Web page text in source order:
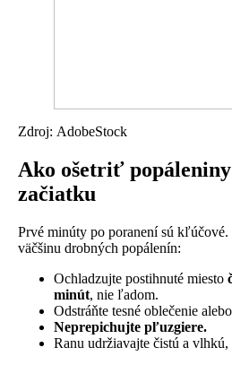
Zdroj: AdobeStock
Ako ošetriť
začiatku
Prvé minúty po poranení sú
väčšinu drobných popálenín:
Ochladzujte postihnuté miesto
minút, nie ľadom.
Odstráňte tesné oblečenie
Neprepichujte pľuzgiere.
Ranu udržiavajte čistú a vlhkú,